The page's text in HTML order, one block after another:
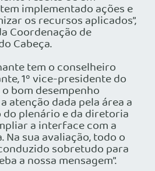
implementado ações e
os recursos aplicados”,
Coordenação de
Cabeça.
tem o conselheiro
1º vice-presidente do
o bom desempenho
atenção dada pela área a
plenário e da diretoria
a interface com a
Na sua avaliação, todo o
sobretudo para
a nossa mensagem”.